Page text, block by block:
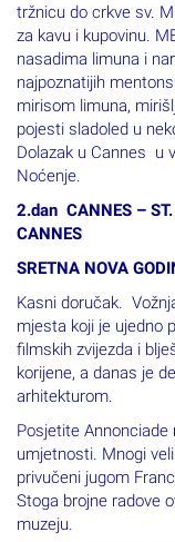
tržnicu do crkve sv.
za kavu i kupovinu.
nasadima limuna i
najpoznatijih
mirisom limuna,
pojesti sladoled u
Dolazak u Cannes u
Noćenje.
2.dan CANNES –
SRETNA NOVA
Kasni doručak.
mjesta koji je ujedno
filmskih zvijezda i
korijene, a danas je
arhitekturom.
Posjetite Annonciade
umjetnosti. Mnogi
privučeni jugom
Stoga brojne radove
muzeju.